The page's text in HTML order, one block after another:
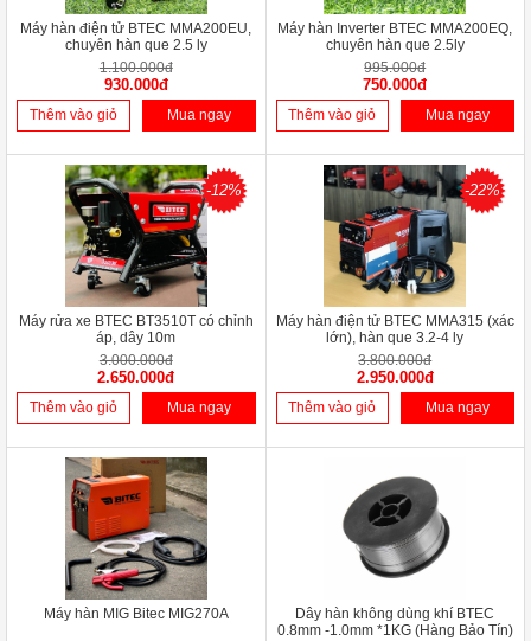
Máy hàn điện tử BTEC MMA200EU,
chuyên hàn que 2.5 ly
1.100.000đ
930.000đ
Thêm vào giỏ Mua ngay
Máy hàn Inverter BTEC MMA200EQ,
chuyên hàn que 2.5ly
995.000đ
750.000đ
Thêm vào giỏ Mua ngay
-12%
Máy rửa xe BTEC BT3510T có chỉnh
áp, dây 10m
3.000.000đ
2.650.000đ
Thêm vào giỏ Mua ngay
-22%
Máy hàn điện tử BTEC MMA315 (xác
lớn), hàn que 3.2-4 ly
3.800.000đ
2.950.000đ
Thêm vào giỏ Mua ngay
Máy hàn MIG Bitec MIG270A
Dây hàn không dùng khí BTEC
0.8mm -1.0mm *1KG (Hàng Bảo Tín)